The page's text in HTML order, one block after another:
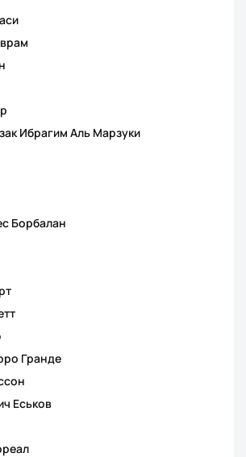
Ибрагим Аль Марзуки
Борбалан
Гранде
Еськов